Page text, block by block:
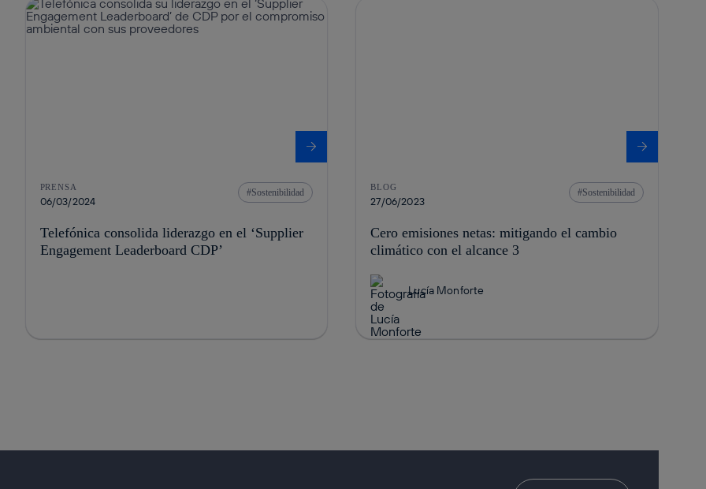
PRENSA
06/03/2024
Sostenibilidad
Telefónica consolida liderazgo en el ‘Supplier
Engagement Leaderboard CDP’
BLOG
27/06/2023
Sostenibilidad
Cero emisiones netas: mitigando el cambio
climático con el alcance 3
Lucía Monforte